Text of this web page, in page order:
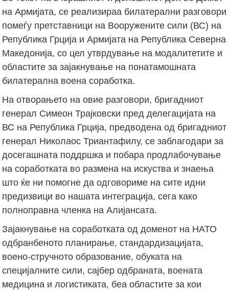
на Армијата, се реализираа билатерални разговори
помеѓу претставници на Вооружените сили (ВС) на
Република Грција и Армијата на Република Северна
Македонија, со цел утврдување на модалитетите и
областите за зајакнување на понатамошната
билатерална воена соработка.
На отворањето на овие разговори, бригадниот
генерал Симеон Трајковски пред делегацијата на
ВС на Република Грција, предводена од бригадниот
генерал Николаос Триантафилу, се заблагодари за
досегашната поддршка и побара продлабочување
на соработката во размена на искуства и знаења
што ќе ни помогне да одговориме на сите идни
предизвици во нашата интеграција, сега како
полноправна членка на Алијансата.
Зајакнување на соработката од доменот на НАТО
одбранбеното планирање, стандардизацијата,
воено-стручното образование, обуката на
специјалните сили, сајбер одбраната, воената
медицина и логистиката, беа областите за кои